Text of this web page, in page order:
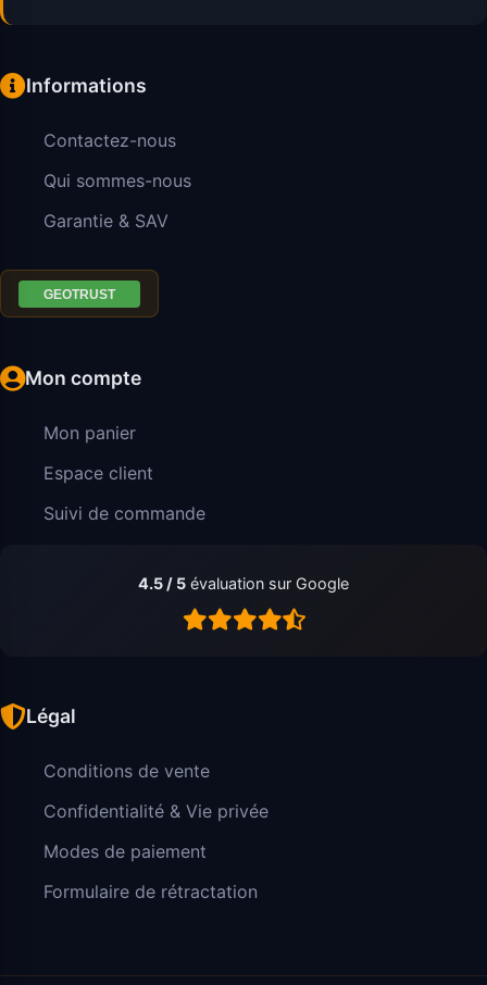
Informations
Contactez-nous
Qui sommes-nous
Garantie & SAV
Mon compte
Mon panier
Espace client
Suivi de commande
4.5 / 5 évaluation sur Google
Légal
Conditions de vente
Confidentialité & Vie privée
Modes de paiement
Formulaire de rétractation